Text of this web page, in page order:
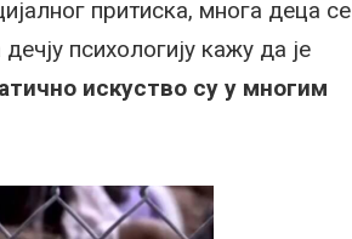
притиска, многа деца се
психологију кажу да је
искуство су у многим